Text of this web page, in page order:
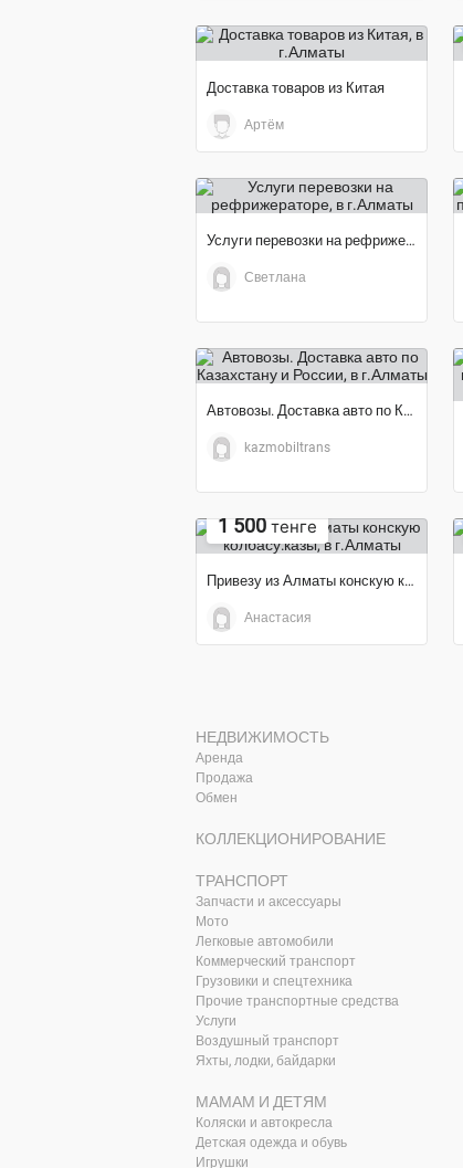
Доставка товаров из Китая
Артём
Услуги перевозки на рефрижераторе
Светлана
Автовозы. Доставка авто по Казахстану и России
kazmobiltrans
1 500 тенге
Привезу из Алматы конскую колбасу:казы
Анастасия
НЕДВИЖИМОСТЬ
Аренда
Продажа
Обмен
КОЛЛЕКЦИОНИРОВАНИЕ
ТРАНСПОРТ
Запчасти и аксессуары
Мото
Легковые автомобили
Коммерческий транспорт
Грузовики и спецтехника
Прочие транспортные средства
Услуги
Воздушный транспорт
Яхты, лодки, байдарки
МАМАМ И ДЕТЯМ
Коляски и автокресла
Детская одежда и обувь
Игрушки